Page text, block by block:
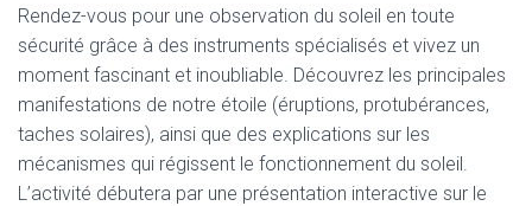
Rendez-vous pour une observation du soleil en toute
sécurité grâce à des instruments spécialisés et vivez un
moment fascinant et inoubliable. Découvrez les principales
manifestations de notre étoile (éruptions, protubérances,
taches solaires), ainsi que des explications sur les
mécanismes qui régissent le fonctionnement du soleil.
L’activité débutera par une présentation interactive sur le